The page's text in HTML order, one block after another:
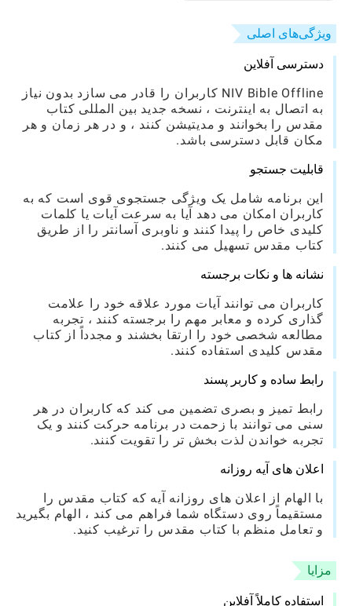
ویژگی‌های اصلی
دسترسی آفلاین
NIV Bible Offline کاربران را قادر می سازد بدون نیاز
به اتصال به اینترنت ، نسخه جدید بین المللی کتاب
مقدس را بخوانند و مدیتیشن کنند ، و در هر زمان و هر
مکان قابل دسترسی باشد.
قابلیت جستجو
این برنامه شامل یک ویژگی جستجوی قوی است که به
کاربران امکان می دهد آیا به سرعت آیات یا کلمات
کلیدی خاص را پیدا کنند و ناوبری آسانتر را از طریق
کتاب مقدس تسهیل می کنند.
نشانه ها و نکات برجسته
کاربران می توانند آیات مورد علاقه خود را علامت
گذاری کرده و معابر مهم را برجسته کنند ، تجربه
مطالعه شخصی خود را ارتقا بخشند و مجدداً از کتاب
مقدس کلیدی استفاده کنند.
رابط ساده و کاربر پسند
رابط تمیز و بصری تضمین می کند که کاربران در هر
سنی می توانند با زحمت در برنامه حرکت کنند و یک
تجربه خواندن لذت بخش تر را تقویت کنند.
اعلان های آیه روزانه
با الهام از اعلان های روزانه آیه که کتاب مقدس را
مستقیماً روی دستگاه شما فراهم می کند ، الهام بگیرید
و تعامل منظم با کتاب مقدس را ترغیب کنید.
مزایا
استفاده کاملاً آفلاین